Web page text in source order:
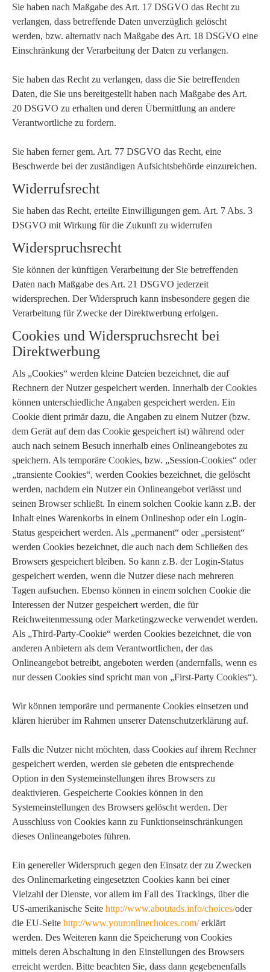
Sie haben nach Maßgabe des Art. 17 DSGVO das Recht zu
verlangen, dass betreffende Daten unverzüglich gelöscht
werden, bzw. alternativ nach Maßgabe des Art. 18 DSGVO eine
Einschränkung der Verarbeitung der Daten zu verlangen.
Sie haben das Recht zu verlangen, dass die Sie betreffenden
Daten, die Sie uns bereitgestellt haben nach Maßgabe des Art.
20 DSGVO zu erhalten und deren Übermittlung an andere
Verantwortliche zu fordern.
Sie haben ferner gem. Art. 77 DSGVO das Recht, eine
Beschwerde bei der zuständigen Aufsichtsbehörde einzureichen.
Widerrufsrecht
Sie haben das Recht, erteilte Einwilligungen gem. Art. 7 Abs. 3
DSGVO mit Wirkung für die Zukunft zu widerrufen
Widerspruchsrecht
Sie können der künftigen Verarbeitung der Sie betreffenden
Daten nach Maßgabe des Art. 21 DSGVO jederzeit
widersprechen. Der Widerspruch kann insbesondere gegen die
Verarbeitung für Zwecke der Direktwerbung erfolgen.
Cookies und Widerspruchsrecht bei
Direktwerbung
Als „Cookies“ werden kleine Dateien bezeichnet, die auf
Rechnern der Nutzer gespeichert werden. Innerhalb der Cookies
können unterschiedliche Angaben gespeichert werden. Ein
Cookie dient primär dazu, die Angaben zu einem Nutzer (bzw.
dem Gerät auf dem das Cookie gespeichert ist) während oder
auch nach seinem Besuch innerhalb eines Onlineangebotes zu
speichern. Als temporäre Cookies, bzw. „Session-Cookies“ oder
„transiente Cookies“, werden Cookies bezeichnet, die gelöscht
werden, nachdem ein Nutzer ein Onlineangebot verlässt und
seinen Browser schließt. In einem solchen Cookie kann z.B. der
Inhalt eines Warenkorbs in einem Onlineshop oder ein Login-
Status gespeichert werden. Als „permanent“ oder „persistent“
werden Cookies bezeichnet, die auch nach dem Schließen des
Browsers gespeichert bleiben. So kann z.B. der Login-Status
gespeichert werden, wenn die Nutzer diese nach mehreren
Tagen aufsuchen. Ebenso können in einem solchen Cookie die
Interessen der Nutzer gespeichert werden, die für
Reichweitenmessung oder Marketingzwecke verwendet werden.
Als „Third-Party-Cookie“ werden Cookies bezeichnet, die von
anderen Anbietern als dem Verantwortlichen, der das
Onlineangebot betreibt, angeboten werden (andernfalls, wenn es
nur dessen Cookies sind spricht man von „First-Party Cookies“).
Wir können temporäre und permanente Cookies einsetzen und
klären hierüber im Rahmen unserer Datenschutzerklärung auf.
Falls die Nutzer nicht möchten, dass Cookies auf ihrem Rechner
gespeichert werden, werden sie gebeten die entsprechende
Option in den Systemeinstellungen ihres Browsers zu
deaktivieren. Gespeicherte Cookies können in den
Systemeinstellungen des Browsers gelöscht werden. Der
Ausschluss von Cookies kann zu Funktionseinschränkungen
dieses Onlineangebotes führen.
Ein genereller Widerspruch gegen den Einsatz der zu Zwecken
des Onlinemarketing eingesetzten Cookies kann bei einer
Vielzahl der Dienste, vor allem im Fall des Trackings, über die
US-amerikanische Seite http://www.aboutads.info/choices/oder
die EU-Seite http://www.youronlinechoices.com/erklärt
werden. Des Weiteren kann die Speicherung von Cookies
mittels deren Abschaltung in den Einstellungen des Browsers
erreicht werden. Bitte beachten Sie, dass dann gegebenenfalls